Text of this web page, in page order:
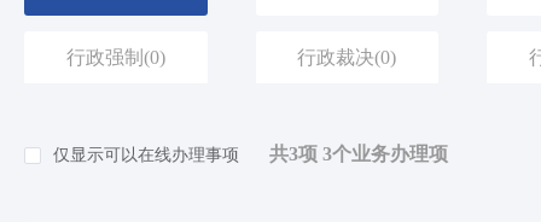
行政强制 (0) 行政裁决(0)
仅显示可以在线办理事项 共3项 3个业务办理项